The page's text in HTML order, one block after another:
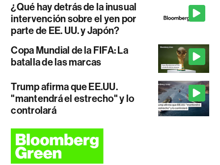
¿Qué hay detrás de la inusual
intervención sobre el yen por
parte de EE. UU. y Japón?
Copa Mundial de la FIFA: La
batalla de las marcas
Trump afirma que EE.UU.
"mantendrá el estrecho" y lo
controlará